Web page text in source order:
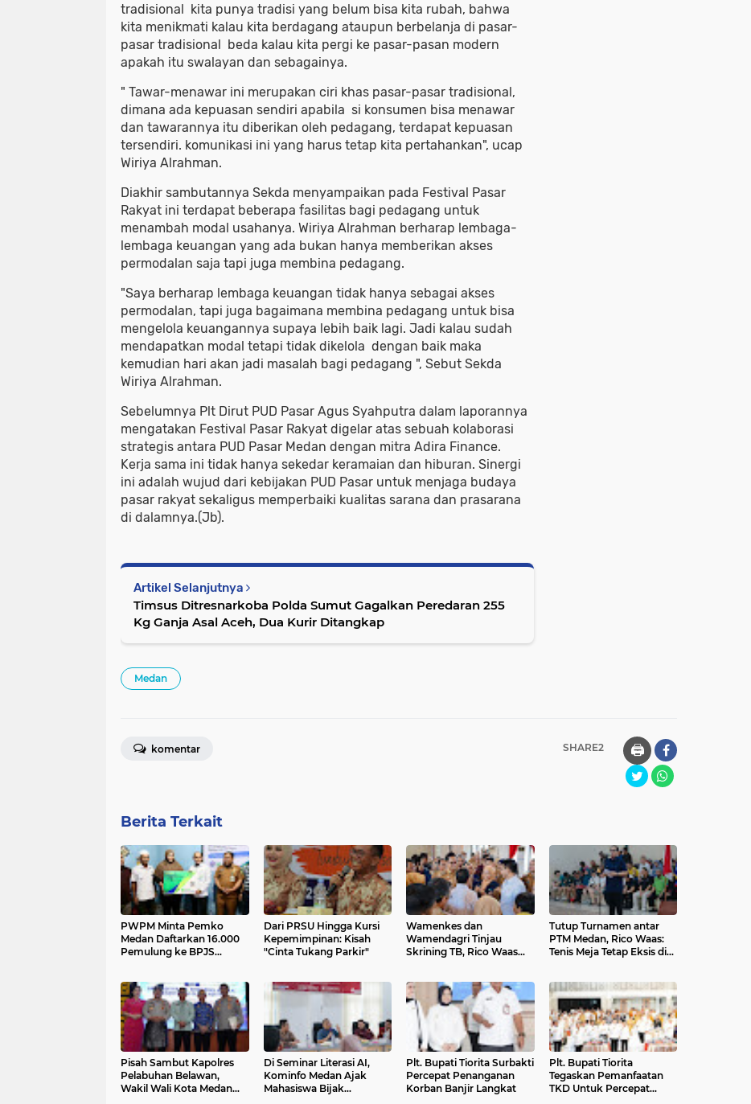
tradisional kita punya tradisi yang belum bisa kita rubah, bahwa
kita menikmati kalau kita berdagang ataupun berbelanja di pasar-
pasar tradisional beda kalau kita pergi ke pasar-pasan modern
apakah itu swalayan dan sebagainya.
" Tawar-menawar ini merupakan ciri khas pasar-pasar tradisional,
dimana ada kepuasan sendiri apabila si konsumen bisa menawar
dan tawarannya itu diberikan oleh pedagang, terdapat kepuasan
tersendiri. komunikasi ini yang harus tetap kita pertahankan", ucap
Wiriya Alrahman.
Diakhir sambutannya Sekda menyampaikan pada Festival Pasar
Rakyat ini terdapat beberapa fasilitas bagi pedagang untuk
menambah modal usahanya. Wiriya Alrahman berharap lembaga-
lembaga keuangan yang ada bukan hanya memberikan akses
permodalan saja tapi juga membina pedagang.
"Saya berharap lembaga keuangan tidak hanya sebagai akses
permodalan, tapi juga bagaimana membina pedagang untuk bisa
mengelola keuangannya supaya lebih baik lagi. Jadi kalau sudah
mendapatkan modal tetapi tidak dikelola dengan baik maka
kemudian hari akan jadi masalah bagi pedagang ", Sebut Sekda
Wiriya Alrahman.
Sebelumnya Plt Dirut PUD Pasar Agus Syahputra dalam laporannya
mengatakan Festival Pasar Rakyat digelar atas sebuah kolaborasi
strategis antara PUD Pasar Medan dengan mitra Adira Finance.
Kerja sama ini tidak hanya sekedar keramaian dan hiburan. Sinergi
ini adalah wujud dari kebijakan PUD Pasar untuk menjaga budaya
pasar rakyat sekaligus memperbaiki kualitas sarana dan prasarana
di dalamnya.(Jb).
Artikel Selanjutnya
Timsus Ditresnarkoba Polda Sumut Gagalkan Peredaran 255
Kg Ganja Asal Aceh, Dua Kurir Ditangkap
Medan
SHARE2 🖨️
komentar
Berita Terkait
PWPM Minta Pemko
Medan Daftarkan 16.000
Pemulung ke BPJS
Dari PRSU Hingga Kursi
Kepemimpinan: Kisah
"Cinta Tukang Parkir"
Wamenkes dan
Wamendagri Tinjau
Skrining TB, Rico Waas
Penanggulangan TB
Tutup Turnamen antar
PTM Medan, Rico Waas:
Tenis Meja Tetap Eksis di
Pisah Sambut Kapolres
Pelabuhan Belawan,
Wakil Wali Kota Medan
Di Seminar Literasi AI,
Kominfo Medan Ajak
Mahasiswa Bijak
Plt. Bupati Tiorita Surbakti
Percepat Penanganan
Korban Banjir Langkat
Plt. Bupati Tiorita
Tegaskan Pemanfaatan
TKD Untuk Percepat